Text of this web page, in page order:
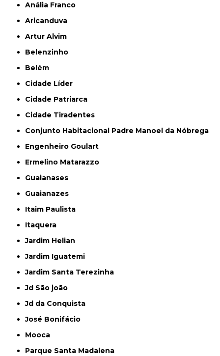
Anália Franco
Aricanduva
Artur Alvim
Belenzinho
Belém
Cidade Líder
Cidade Patriarca
Cidade Tiradentes
Conjunto Habitacional Padre Manoel da Nóbrega
Engenheiro Goulart
Ermelino Matarazzo
Guaianases
Guaianazes
Itaim Paulista
Itaquera
Jardim Helian
Jardim Iguatemi
Jardim Santa Terezinha
Jd São joão
Jd da Conquista
José Bonifácio
Mooca
Parque Santa Madalena